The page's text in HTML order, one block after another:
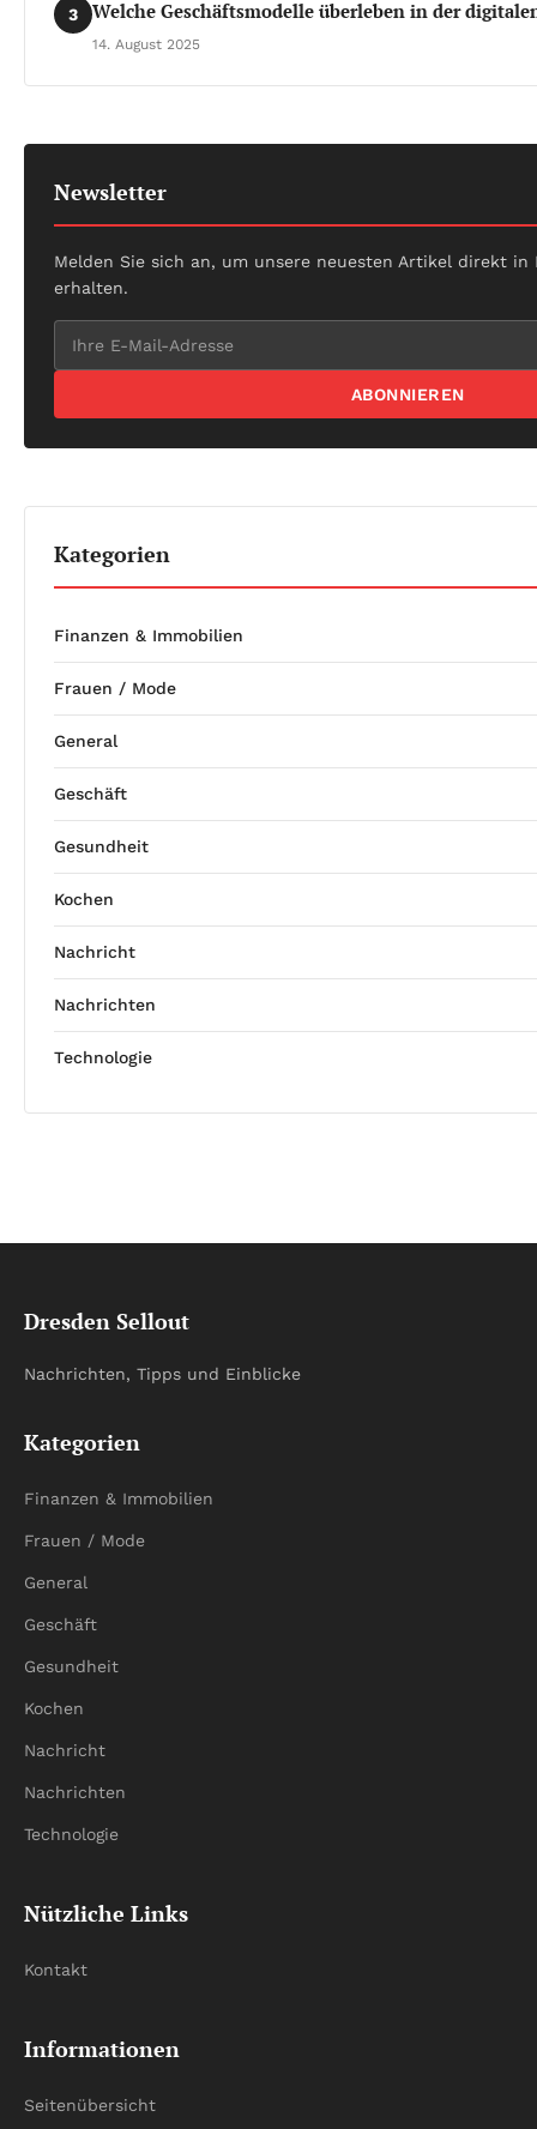
3 Welche Geschäftsmodelle überleben in der
14. August 2025
Newsletter
Melden Sie sich an, um unsere neuesten Artikel direkt in
erhalten.
ABONNIEREN
Kategorien
Finanzen & Immobilien
Frauen / Mode
General
Geschäft
Gesundheit
Kochen
Nachricht
Nachrichten
Technologie
Dresden Sellout
Nachrichten, Tipps und Einblicke
Kategorien
Finanzen & Immobilien
Frauen / Mode
General
Geschäft
Gesundheit
Kochen
Nachricht
Nachrichten
Technologie
Nützliche Links
Kontakt
Informationen
Seitenübersicht